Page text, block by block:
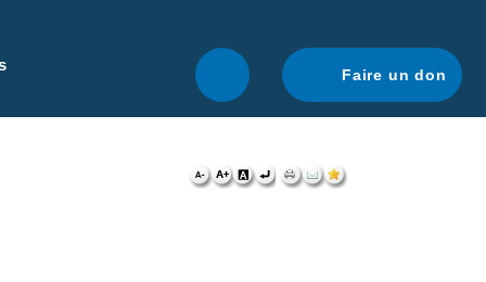
navigation optimale.
Faire un don